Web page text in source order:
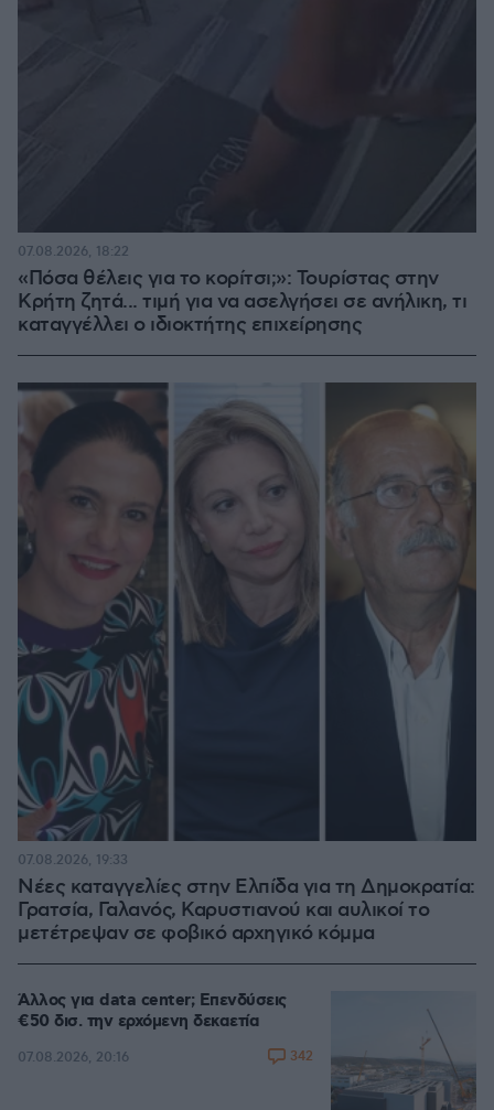
«Πόσα θέλεις για το κορίτσι;»: Τουρίστας στην
Κρήτη ζητά... τιμή για να ασελγήσει σε ανήλικη, τι
καταγγέλλει ο ιδιοκτήτης επιχείρησης
07.08.2026, 18:22
Νέες καταγγελίες στην Ελπίδα για τη Δημοκρατία:
Γρατσία, Γαλανός, Καρυστιανού και αυλικοί το
μετέτρεψαν σε φοβικό αρχηγικό κόμμα
07.08.2026, 19:33
Άλλος για data center; Επενδύσεις
€50 δισ. την ερχόμενη δεκαετία
07.08.2026, 20:16 342